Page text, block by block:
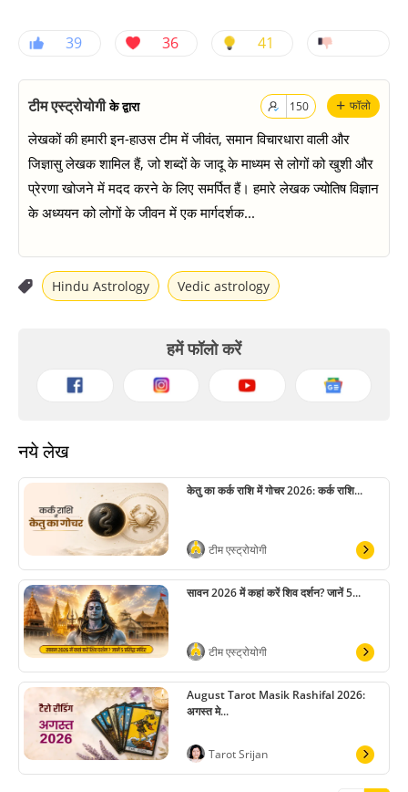
39 36 41
+ फॉलो
150
टीम एस्ट्रोयोगीके द्वारा
लेखकों की हमारी इन-हाउस टीम में जीवंत, समान विचारधारा वाली और
जिज्ञासु लेखक शामिल हैं, जो शब्दों के जादू के माध्यम से लोगों को खुशी और
प्रेरणा खोजने में मदद करने के लिए समर्पित हैं। हमारे लेखक ज्योतिष विज्ञान
के अध्ययन को लोगों के जीवन में एक मार्गदर्शक...
Hindu Astrology Vedic astrology
हमें फॉलो करें
नये लेख
केतु का कर्क राशि में गोचर 2026: कर्क राशि...
टीम एस्ट्रोयोगी
सावन 2026 में कहां करें शिव दर्शन? जानें 5...
टीम एस्ट्रोयोगी
August Tarot Masik Rashifal 2026:
अगस्त मे...
Tarot Srijan